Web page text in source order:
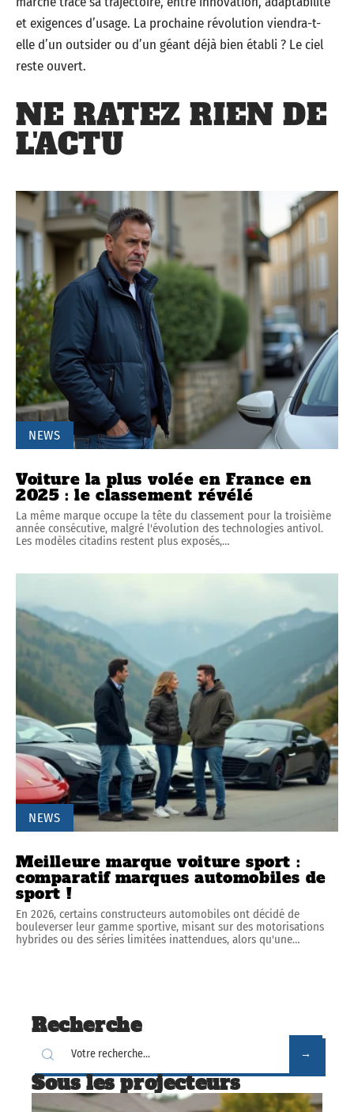
et exigences d’usage. La prochaine révolution viendra-t-
elle d’un outsider ou d’un géant déjà bien établi ? Le ciel
reste ouvert.
NE RATEZ RIEN DE
L'ACTU
NEWS
Voiture la plus volée en France en
2025 : le classement révélé
La même marque occupe la tête du classement pour la troisième
année consécutive, malgré l'évolution des technologies antivol.
Les modèles citadins restent plus exposés,…
NEWS
Meilleure marque voiture sport :
comparatif marques automobiles de
sport !
En 2026, certains constructeurs automobiles ont décidé de
bouleverser leur gamme sportive, misant sur des motorisations
hybrides ou des séries limitées inattendues, alors qu'une…
Recherche
Sous les projecteurs